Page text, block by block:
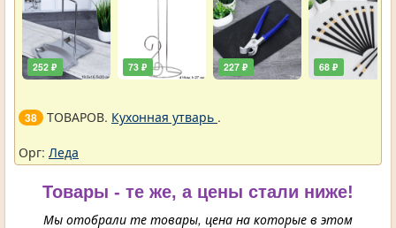
252 ₽ 73 ₽ 227 ₽ 68 ₽
38 ТОВАРОВ. Кухонная утварь .
Орг: Леда
Товары - те же, а цены стали ниже!
Мы отобрали те товары, цена на которые в этом